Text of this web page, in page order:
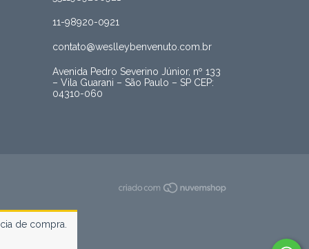
de compra.
11-98920-0921
contato@weslleybenvenuto.com.br
Avenida Pedro Severino Júnior, nº 133
– Vila Guarani – São Paulo – SP CEP:
04310-060